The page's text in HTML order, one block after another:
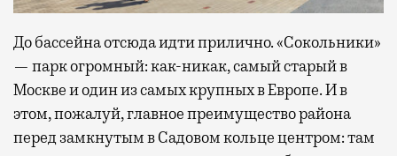
До бассейна отсюда идти прилично. «Сокольники»
— парк огромный: как-никак, самый старый в
Москве и один из самых крупных в Европе. И в
этом, пожалуй, главное преимущество района
перед замкнутым в Садовом кольце центром: там